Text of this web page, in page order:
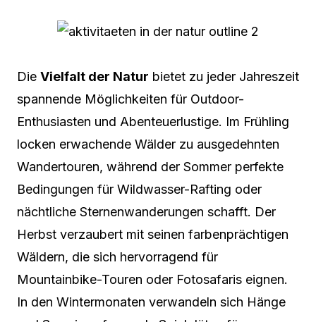
Die Vielfalt der Natur bietet zu jeder Jahreszeit
spannende Möglichkeiten für Outdoor-
Enthusiasten und Abenteuerlustige. Im Frühling
locken erwachende Wälder zu ausgedehnten
Wandertouren, während der Sommer perfekte
Bedingungen für Wildwasser-Rafting oder
nächtliche Sternenwanderungen schafft. Der
Herbst verzaubert mit seinen farbenprächtigen
Wäldern, die sich hervorragend für
Mountainbike-Touren oder Fotosafaris eignen.
In den Wintermonaten verwandeln sich Hänge